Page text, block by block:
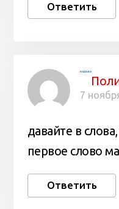
Ответить
надько
7
давайте в
первое слово
Ответить